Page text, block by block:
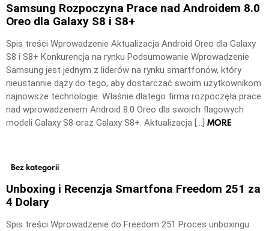
Samsung Rozpoczyna Prace nad Androidem 8.0
Oreo dla Galaxy S8 i S8+
Spis treści Wprowadzenie Aktualizacja Android Oreo dla Galaxy
S8 i S8+ Konkurencja na rynku Podsumowanie Wprowadzenie
Samsung jest jednym z liderów na rynku smartfonów, który
nieustannie dąży do tego, aby dostarczać swoim użytkownikom
najnowsze technologie. Właśnie dlatego firma rozpoczęła prace
nad wprowadzeniem Android 8.0 Oreo dla swoich flagowych
modeli Galaxy S8 oraz Galaxy S8+. Aktualizacja […] MORE
Bez kategorii
Unboxing i Recenzja Smartfona Freedom 251 za
4 Dolary
Spis treści Wprowadzenie do Freedom 251 Proces unboxingu